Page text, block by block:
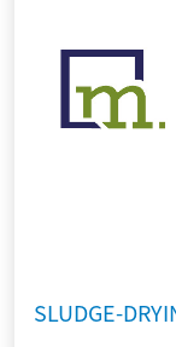
SLUDGE-